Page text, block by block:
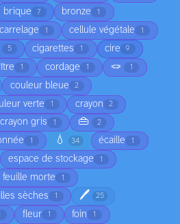
brique 7 bronze 1
carrelage 1 cellule végétale 1
5 cigarettes 1 cire 9
1 cordage 1 🪢 1
couleur bleue 2
verte 1 crayon 2
crayon gris 1 👜 2
1 💧 34 écaille 1
espace de stockage 1
feuille morte 1
sèches 1 🖊️ 25
fleur 1 foin 1